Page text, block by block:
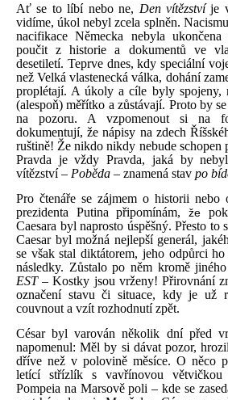
Ať se to líbí nebo ne, Den vítězstvíje
vidíme, úkol nebyl zcela splněn.
nacifikace Německa nebyla
poučit z historie a dokumentů ve
desetiletí. Teprve dnes, kdy speciální
než Velká vlastenecká válka, dohání
proplétají. A úkoly a cíle byly spojeny,
(alespoň) měřítko a zůstávají. Proto by
na pozoru. A vzpomenout si na
dokumentují, že nápisy na zdech
ruštině! Že nikdo nikdy nebude schopen
Pravda je vždy Pravda, jaká by
vítězství – Poběda – znamená stav po
Pro čtenáře se zájmem o historii nebo
prezidenta Putina připomínám, že
Caesara byl naprosto úspěšný. Přesto to
Caesar byl možná nejlepší generál,
se však stal diktátorem, jeho odpůrci
následky. Zůstalo po něm kromě
EST‒ Kostky jsou vrženy! Přirovnání
označení stavu či situace, kdy je už
couvnout a vzít rozhodnutí zpět.
César byl varován několik dní před
napomenul: Měl by si dávat pozor,
dříve než v polovině měsíce. O něco
letící střízlík s vavřínovou
Pompeia na Marsově poli – kde se